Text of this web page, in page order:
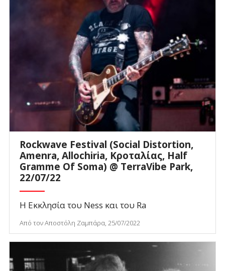
Rockwave Festival (Social Distortion,
Amenra, Allochiria, Κροταλίας, Half
Gramme Of Soma) @ TerraVibe Park,
22/07/22
Η Εκκλησία του Ness και του Ra
Από τον Αποστόλη Ζαμπάρα, 25/07/2022